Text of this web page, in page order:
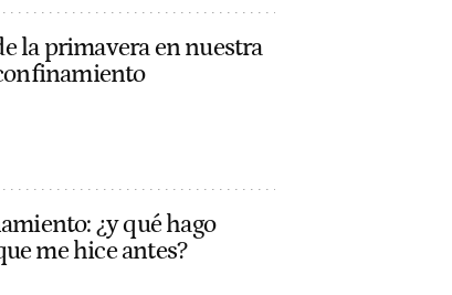
la primavera en nuestra
¿y qué hago
me hice antes?